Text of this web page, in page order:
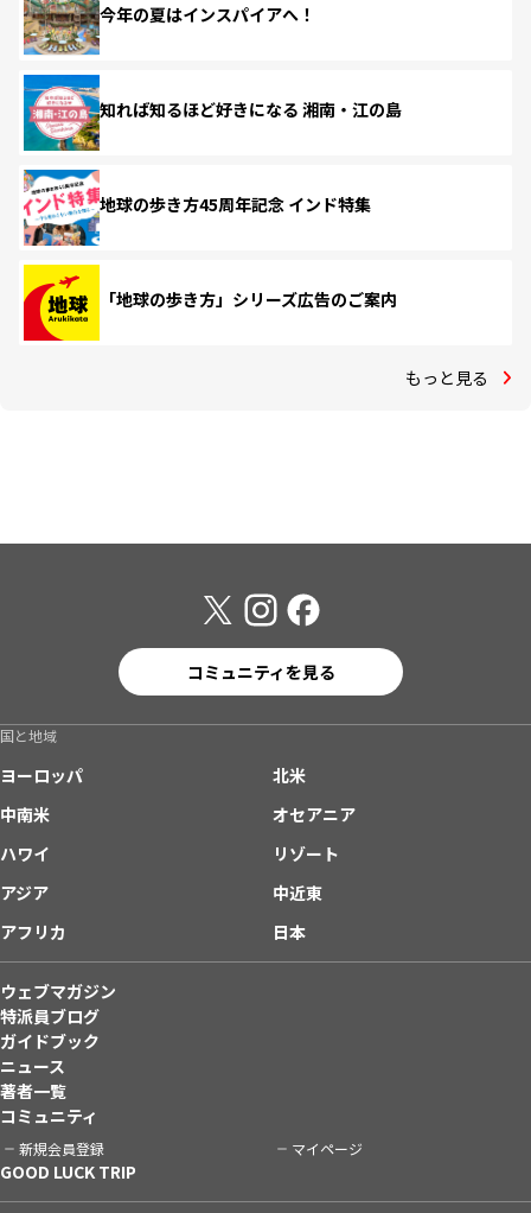
今年の夏はインスパイアへ！
知れば知るほど好きになる 湘南・江の島
地球の歩き方45周年記念 インド特集
「地球の歩き方」シリーズ広告のご案内
もっと見る
コミュニティを見る
国と地域
ヨーロッパ
北米
中南米
オセアニア
ハワイ
リゾート
アジア
中近東
アフリカ
日本
ウェブマガジン
特派員ブログ
ガイドブック
ニュース
著者一覧
コミュニティ
新規会員登録 マイページ
GOOD LUCK TRIP